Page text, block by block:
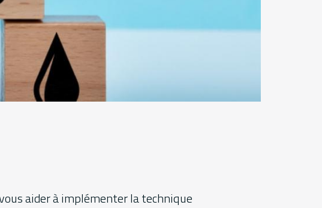
aider à implémenter la technique